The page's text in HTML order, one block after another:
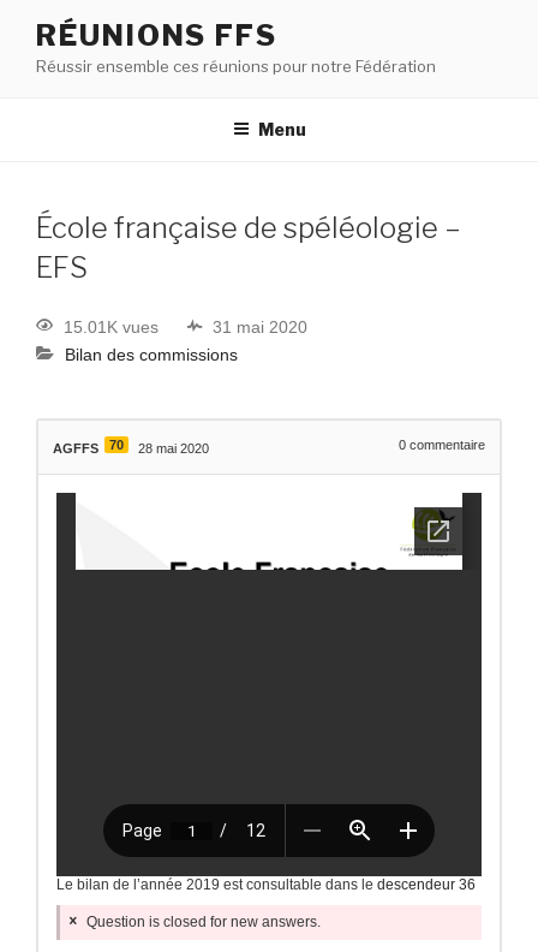
RÉUNIONS FFS
Réussir ensemble ces réunions pour notre Fédération
Menu
École française de spéléologie –
EFS
15.01K vues
31 mai 2020
Bilan des commissions
AGFFS 70 28 mai 2020 0 commentaire
Le bilan de l’année 2019 est consultable dans le descendeur 36
Question is closed for new answers.